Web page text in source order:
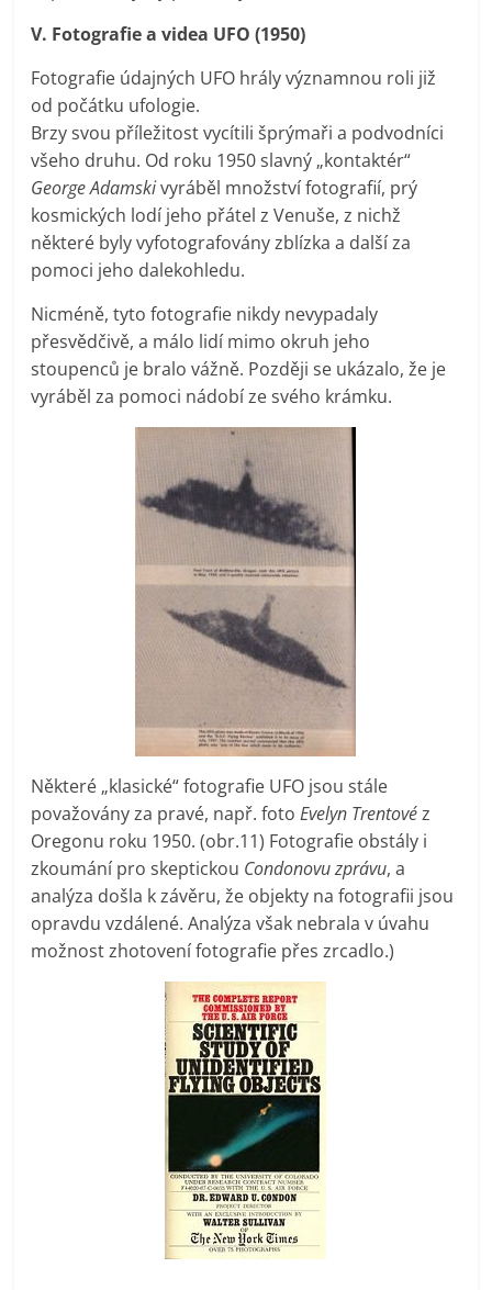
V. Fotografie a videa UFO (1950)
Fotografie údajných UFO hrály významnou roli již
od počátku ufologie.
Brzy svou příležitost vycítili šprýmaři a podvodníci
všeho druhu. Od roku 1950 slavný „kontaktér“
George Adamskivyráběl množství fotografií, prý
kosmických lodí jeho přátel z Venuše, z nichž
některé byly vyfotografovány zblízka a další za
pomoci jeho dalekohledu.
Nicméně, tyto fotografie nikdy nevypadaly
přesvědčivě, a málo lidí mimo okruh jeho
stoupenců je bralo vážně. Později se ukázalo, že je
vyráběl za pomoci nádobí ze svého krámku.
Některé „klasické“ fotografie UFO jsou stále
považovány za pravé, např. fotoEvelyn Trentovéz
Oregonu roku 1950. (obr.11) Fotografie obstály i
zkoumání pro skeptickou Condonovu zprávu, a
analýza došla k závěru, že objekty na fotografii jsou
opravdu vzdálené. Analýza však nebrala v úvahu
možnost zhotovení fotografie přes zrcadlo.)